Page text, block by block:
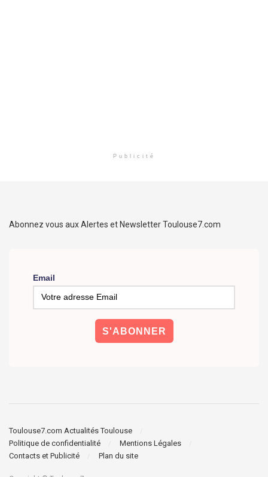
Publicité
Abonnez vous aux Alertes et Newsletter Toulouse7.com
Email
Toulouse7.com Actualités Toulouse
Politique de confidentialité
Mentions Légales
Contacts et Publicité
Plan du site